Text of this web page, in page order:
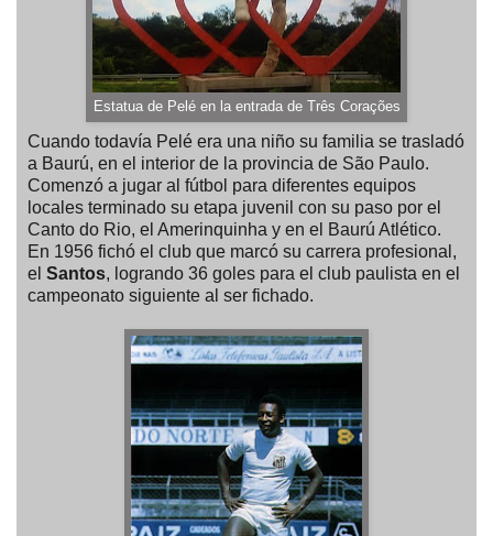
Estatua de Pelé en la entrada de Três Corações
Cuando todavía Pelé era una niño su familia se trasladó
a Baurú, en el interior de la provincia de São Paulo.
Comenzó a jugar al fútbol para diferentes equipos
locales terminado su etapa juvenil con su paso por el
Canto do Rio, el Amerinquinha y en el Baurú Atlético.
En 1956 fichó el club que marcó su carrera profesional,
el Santos, logrando 36 goles para el club paulista en el
campeonato siguiente al ser fichado.